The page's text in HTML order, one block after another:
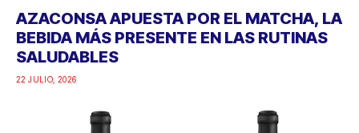
AZACONSA APUESTA POR EL MATCHA, LA
BEBIDA MÁS PRESENTE EN LAS RUTINAS
SALUDABLES
22 JULIO, 2026